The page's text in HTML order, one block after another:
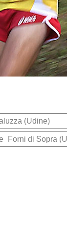
(Udine)
di Sopra